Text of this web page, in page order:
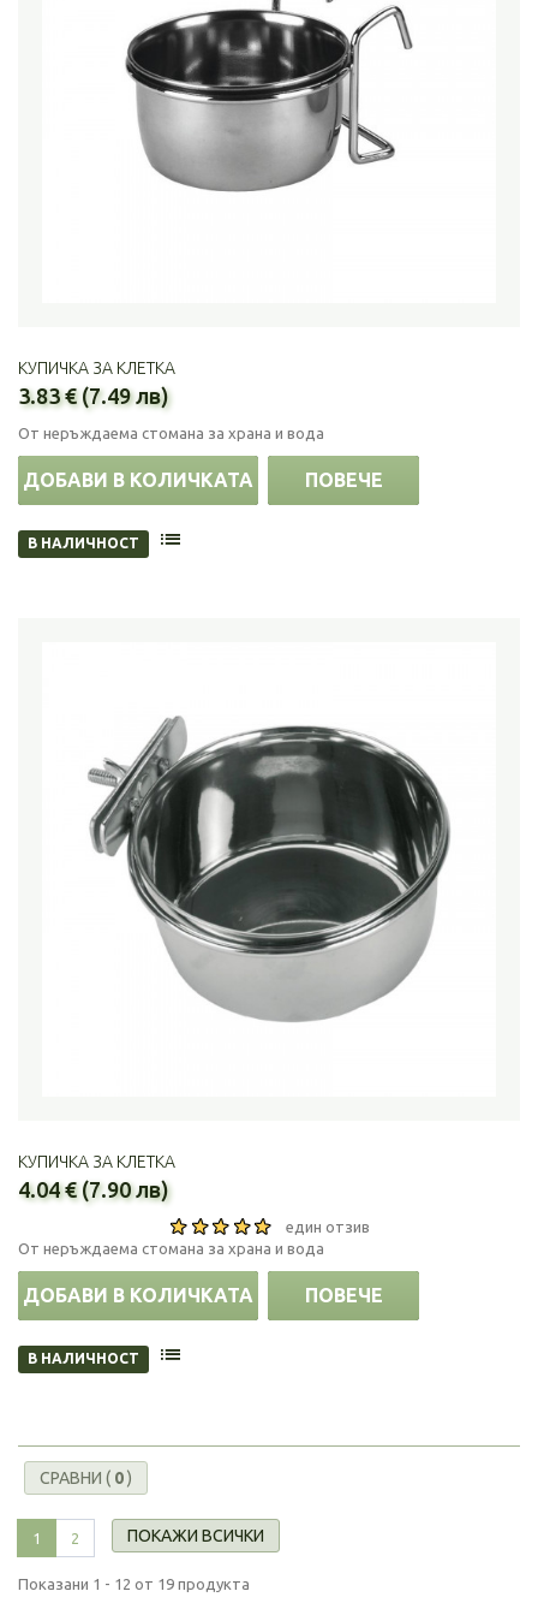
КУПИЧКА ЗА КЛЕТКА
3.83 € (7.49 лв)
От неръждаема стомана за храна и вода
ДОБАВИ В КОЛИЧКАТА ПОВЕЧЕ
В НАЛИЧНОСТ
КУПИЧКА ЗА КЛЕТКА
4.04 € (7.90 лв)
един отзив
От неръждаема стомана за храна и вода
ДОБАВИ В КОЛИЧКАТА ПОВЕЧЕ
В НАЛИЧНОСТ
СРАВНИ ( 0)
ПОКАЖИ ВСИЧКИ
1 2
Показани 1 - 12 от 19 продукта